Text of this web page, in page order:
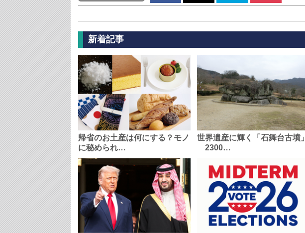
新着記事
帰省のお土産は何にする？モノ
に秘められ…
世界遺産に輝く「石舞台古墳」
2300…